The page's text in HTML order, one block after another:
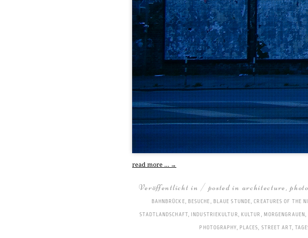
read more … →
Veröffentlicht in / posted in architecture,
BAHNBRÜCKE, BESUCHE, BLAUE STUNDE,CREATURES OF THE
STADTLANDSCHAFT, INDUSTRIEKULTUR, KULTUR, MORGENGRAUEN,
PHOTOGRAPHY, PLACES, STREET ART,